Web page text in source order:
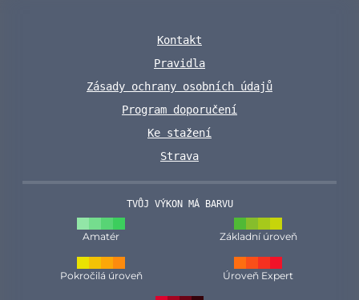
Kontakt
Pravidla
Zásady ochrany osobních údajů
Program doporučení
Ke stažení
Strava
TVŮJ VÝKON MÁ BARVU
Amatér Základní úroveň
Pokročilá úroveň Úroveň Expert